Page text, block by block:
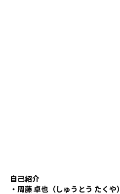
自己紹介
・周藤 卓也（しゅうとう たくや）